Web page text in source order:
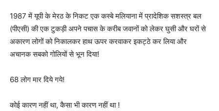
1987 में यूपी के मेरठ के निकट एक कस्बे मलियाना में प्रादेशिक सशस्त्र बल
(पीएसी) की एक टुकड़ी अपने पचास के करीब जवानों को लेकर घुसी और घरों से
अकारण लोगों को निकालकर हाथ ऊपर करवाकर इकट्ठे कर लिया और
अचानक सबको गोलियों से भून दिया!
68 लोग मार दिये गये!
कोई कारण नहीं था, कैसा भी कारण नहीं था !